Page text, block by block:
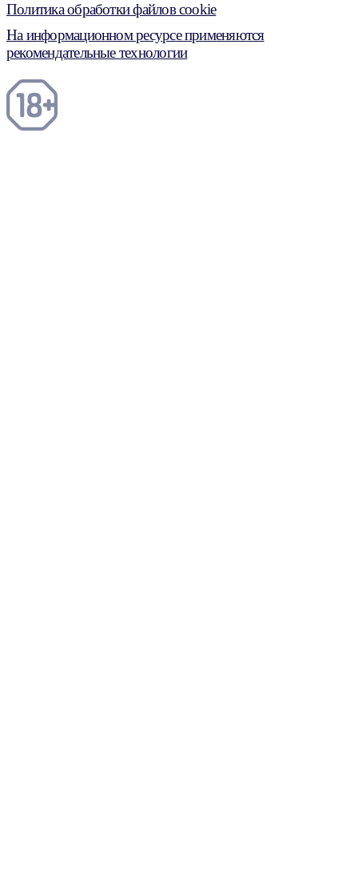
Политика обработки файлов cookie
На информационном ресурсе применяются
рекомендательные технологии